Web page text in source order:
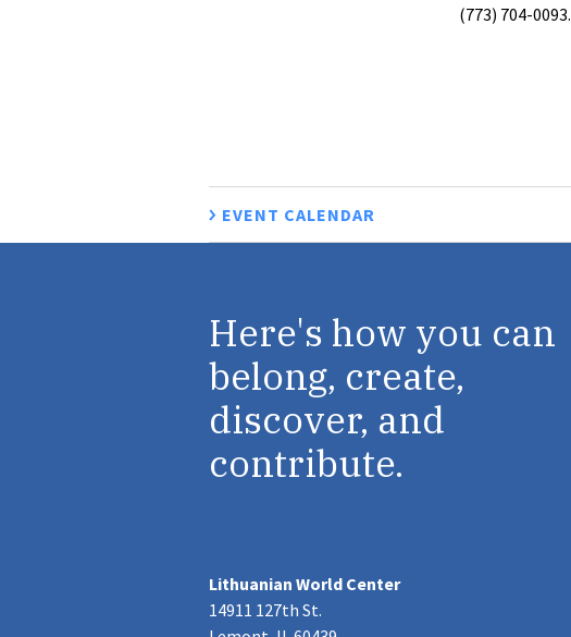
(773) 704-0093.
EVENT CALENDAR
Here's how you can
belong, create,
discover, and
contribute.
Lithuanian World Center
14911 127th St.